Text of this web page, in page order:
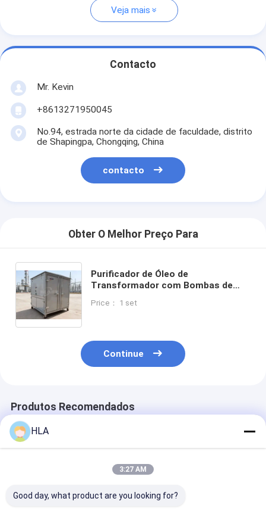
Veja mais
Contacto
Mr. Kevin
+8613271950045
No.94, estrada norte da cidade de faculdade, distrito
de Shapingpa, Chongqing, China
contacto
Obter O Melhor Preço Para
Purificador de Óleo de
Transformador com Bombas de
Estágio de Filtração Dupla
Transformador
Price： 1 set
Continue
Produtos Recomendados
HLA
3:27 AM
Good day, what product are you looking for?